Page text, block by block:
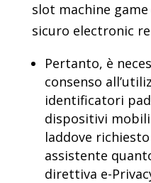
slot machine
sicuro electronic
Pertanto, è
consenso
identificatori
dispositivi
laddove
assistente
direttiva e-